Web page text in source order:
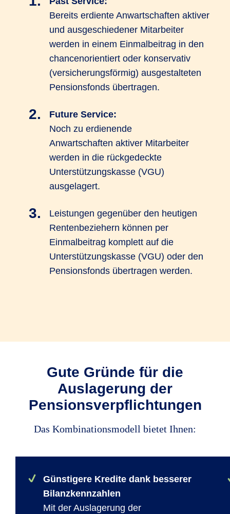
Bereits erdiente Anwartschaften aktiver
und ausgeschiedener Mitarbeiter
werden in einem Einmalbeitrag in den
chancenorientiert oder konservativ
(versicherungsförmig) ausgestalteten
Pensionsfonds übertragen.
Future Service:
Noch zu erdienende
Anwartschaften aktiver Mitarbeiter
werden in die rückgedeckte
Unterstützungskasse (VGU)
ausgelagert.
Leistungen gegenüber den heutigen
Rentenbeziehern können per
Einmalbeitrag komplett auf die
Unterstützungskasse (VGU) oder den
Pensionsfonds übertragen werden.
Gute Gründe für die
Auslagerung der
Pensionsverpflichtungen
Das Kombinationsmodell bietet Ihnen:
Günstigere Kredite dank besserer
Bilanzkennzahlen
Mit der Auslagerung der